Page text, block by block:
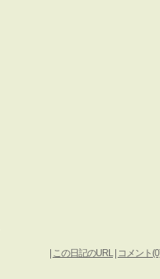
この日記のURL| コメント